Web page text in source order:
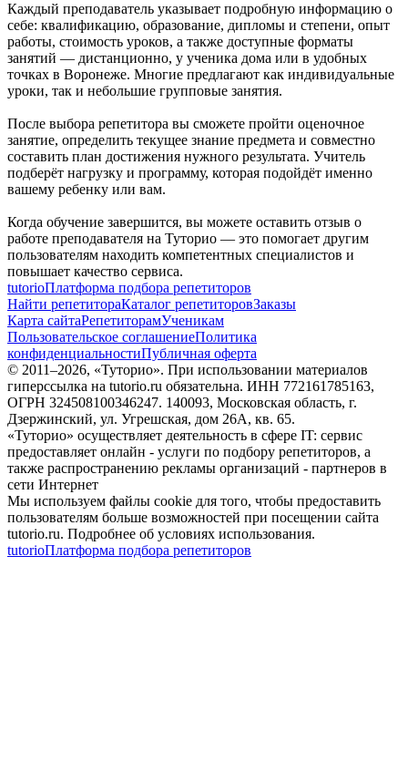
Каждый преподаватель указывает подробную информацию о
себе: квалификацию, образование, дипломы и степени, опыт
работы, стоимость уроков, а также доступные форматы
занятий — дистанционно, у ученика дома или в удобных
точках в Воронеже. Многие предлагают как индивидуальные
уроки, так и небольшие групповые занятия.
После выбора репетитора вы сможете пройти оценочное
занятие, определить текущее знание предмета и совместно
составить план достижения нужного результата. Учитель
подберёт нагрузку и программу, которая подойдёт именно
вашему ребенку или вам.
Когда обучение завершится, вы можете оставить отзыв о
работе преподавателя на Туторио — это помогает другим
пользователям находить компетентных специалистов и
повышает качество сервиса.
tutorioПлатформа подбора репетиторов
Найти репетитораКаталог репетиторовЗаказы
Карта сайтаРепетиторамУченикам
Пользовательское соглашениеПолитика
конфиденциальностиПубличная оферта
© 2011–2026, «Туторио». При использовании материалов
гиперссылка на tutorio.ru обязательна. ИНН 772161785163,
ОГРН 324508100346247. 140093, Московская область, г.
Дзержинский, ул. Угрешская, дом 26А, кв. 65.
«Туторио» осуществляет деятельность в сфере IT: сервис
предоставляет онлайн - услуги по подбору репетиторов, а
также распространению рекламы организаций - партнеров в
сети Интернет
Мы используем файлы cookie для того, чтобы предоставить
пользователям больше возможностей при посещении сайта
tutorio.ru. Подробнее об условиях использования.
tutorioПлатформа подбора репетиторов